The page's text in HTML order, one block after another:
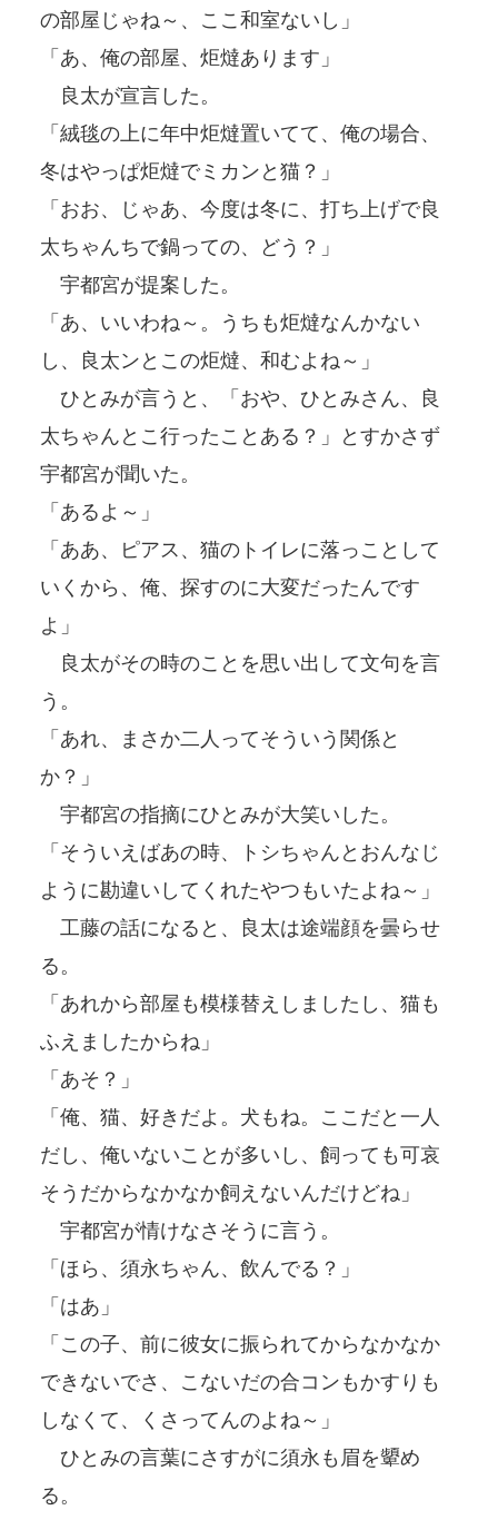
の部屋じゃね～、ここ和室ないし」
「あ、俺の部屋、炬燵あります」
良太が宣言した。
「絨毯の上に年中炬燵置いてて、俺の場合、
冬はやっぱ炬燵でミカンと猫？」
「おお、じゃあ、今度は冬に、打ち上げで良
太ちゃんちで鍋っての、どう？」
宇都宮が提案した。
「あ、いいわね～。うちも炬燵なんかない
し、良太ンとこの炬燵、和むよね～」
ひとみが言うと、「おや、ひとみさん、良
太ちゃんとこ行ったことある？」とすかさず
宇都宮が聞いた。
「あるよ～」
「ああ、ピアス、猫のトイレに落っことして
いくから、俺、探すのに大変だったんです
よ」
良太がその時のことを思い出して文句を言
う。
「あれ、まさか二人ってそういう関係と
か？」
宇都宮の指摘にひとみが大笑いした。
「そういえばあの時、トシちゃんとおんなじ
ように勘違いしてくれたやつもいたよね～」
工藤の話になると、良太は途端顔を曇らせ
る。
「あれから部屋も模様替えしましたし、猫も
ふえましたからね」
「あそ？」
「俺、猫、好きだよ。犬もね。ここだと一人
だし、俺いないことが多いし、飼っても可哀
そうだからなかなか飼えないんだけどね」
宇都宮が情けなさそうに言う。
「ほら、須永ちゃん、飲んでる？」
「はあ」
「この子、前に彼女に振られてからなかなか
できないでさ、こないだの合コンもかすりも
しなくて、くさってんのよね～」
ひとみの言葉にさすがに須永も眉を顰め
る。